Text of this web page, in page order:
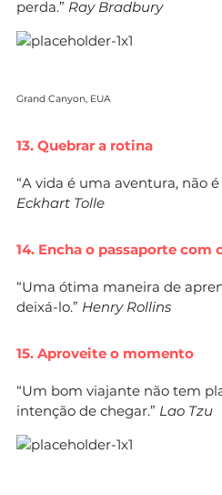
perda.” Ray Bradbury
Grand Canyon, EUA
13. Quebrar a rotina
“A vida é uma aventura, não
Eckhart Tolle
14. Encha o passaporte com
“Uma ótima maneira de
deixá-lo.” Henry Rollins
15. Aproveite o momento
“Um bom viajante não tem
intenção de chegar.” Lao Tzu